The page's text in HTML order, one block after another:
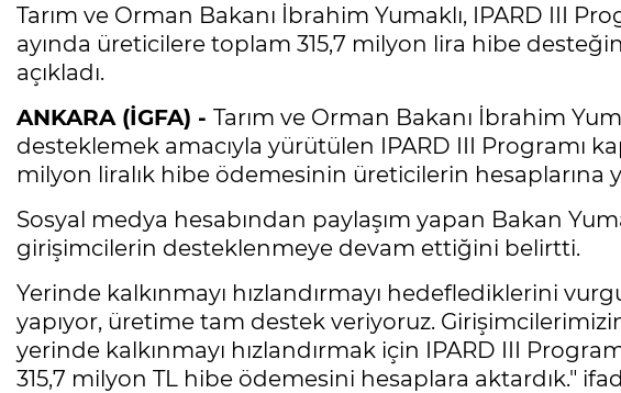
Tarım ve Orman Bakanı İbrahim Yumaklı, IPARD III
ayında üreticilere toplam 315,7 milyon lira hibe
açıkladı.
ANKARA (İGFA) - Tarım ve Orman Bakanı İbrahim
desteklemek amacıyla yürütülen IPARD III Programı
milyon liralık hibe ödemesinin üreticilerin hesaplarına
Sosyal medya hesabından paylaşım yapan Bakan
girişimcilerin desteklenmeye devam ettiğini belirtti.
Yerinde kalkınmayı hızlandırmayı hedeflediklerini
yapıyor, üretime tam destek veriyoruz.
yerinde kalkınmayı hızlandırmak için IPARD III
315,7 milyon TL hibe ödemesini hesaplara aktardık."